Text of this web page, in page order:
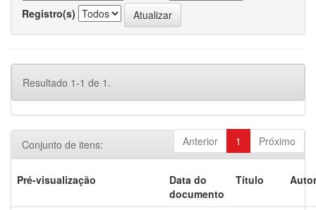
Registro(s)
Resultado 1-1 de 1.
Anterior 1 Próximo
Conjunto de itens:
Pré-visualização
Data do
documento
Título